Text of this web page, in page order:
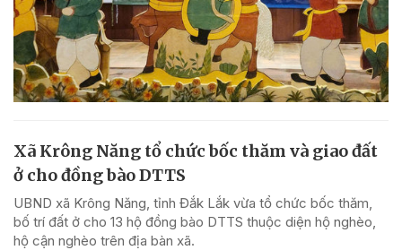
Xã Krông Năng tổ chức bốc thăm và giao đất
ở cho đồng bào DTTS
UBND xã Krông Năng, tỉnh Đắk Lắk vừa tổ chức bốc thăm,
bố trí đất ở cho 13 hộ đồng bào DTTS thuộc diện hộ nghèo,
hộ cận nghèo trên địa bàn xã.